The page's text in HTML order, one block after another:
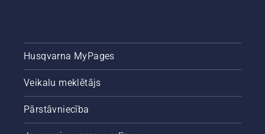
Husqvarna MyPages
Veikalu meklētājs
Pārstāvniecība